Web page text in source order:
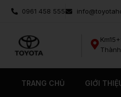
Nhảy
0961 458 555
TRANG CHỦ GIỚI